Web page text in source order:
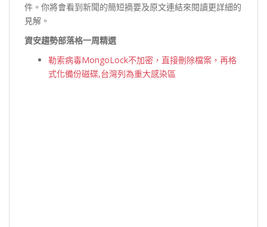
件。你將會看到新聞的簡短摘要及原文連結來閱讀更詳細的
見解。
資安趨勢部落格一周精選
勒索病毒MongoLock不加密，直接刪除檔案，再格
式化備份磁碟,台灣列為重大感染區